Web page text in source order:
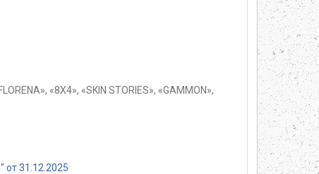
«8X4», «SKIN STORIES», «GAMMON»,
от 31.12.2025